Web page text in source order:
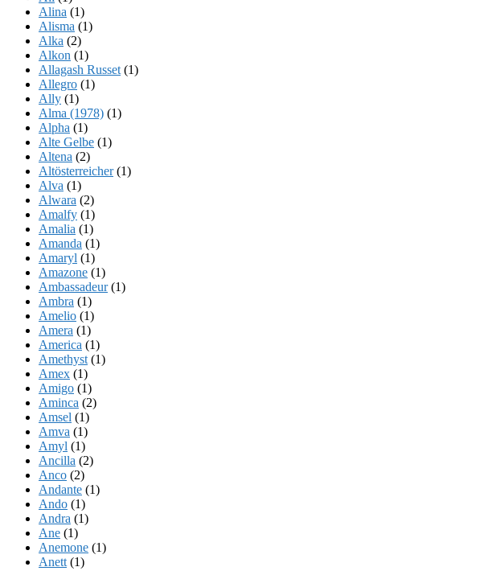
Alina (1)
Alisma (1)
Alka (2)
Alkon (1)
Allagash Russet (1)
Allegro (1)
Ally (1)
Alma (1978) (1)
Alpha (1)
Alte Gelbe (1)
Altena (2)
Altösterreicher(1)
Alva (1)
Alwara (2)
Amalfy (1)
Amalia (1)
Amanda (1)
Amaryl (1)
Amazone (1)
Ambassadeur(1)
Ambra (1)
Amelio (1)
Amera (1)
America (1)
Amethyst (1)
Amex (1)
Amigo (1)
Aminca (2)
Amsel (1)
Amva (1)
Amyl (1)
Ancilla (2)
Anco (2)
Andante (1)
Ando (1)
Andra (1)
Ane (1)
Anemone (1)
Anett (1)